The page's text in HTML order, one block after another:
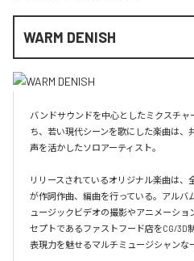
WARM DENISH
バンドサウンドを中心としたミクスチャ
ち、若い現代シーンを歌にした楽曲は、
声を活かしたソロアーティスト。
リリースされているオリジナル楽曲は
が作詞作曲、編曲を行っている。アルバ
ュージックビデオの撮影やアニメーシ
セプトであるファストフード店をCG/3D
表現力を魅せるマルチミュージシャンな